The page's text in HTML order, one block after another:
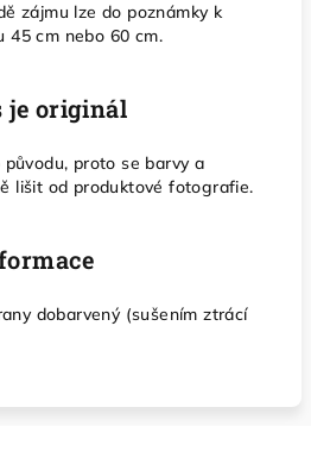
zájmu lze do poznámky k
45 cm nebo 60 cm.
je originál
proto se barvy a
lišit od produktové fotografie.
dobarvený (sušením ztrácí